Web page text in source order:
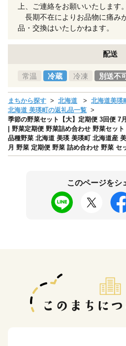
上、ご連絡をお願いいたします。
長期不在によりお品物に痛み
品・交換はいたしかねます。
配送
常温 冷蔵 冷凍 別送不
まちから探す 北海道
北海道美瑛
北海道 美瑛町の返礼品一覧
季節の野菜セット【大】定期便 3回便 7
| 野菜定期便 野菜詰め合わせ 野菜セッ
品種野菜 北海道 美瑛 美瑛町 北海道産
月 野菜 定期便 野菜 詰め合わせ 野菜 セ
このページをシ